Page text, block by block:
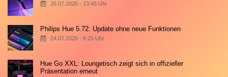
26.07.2026 - 13:45 Uhr
Philips Hue 5.72: Update ohne neue Funktionen
24.07.2026 - 8:25 Uhr
Hue Go XXL: Loungetisch zeigt sich in offizieller
Präsentation erneut